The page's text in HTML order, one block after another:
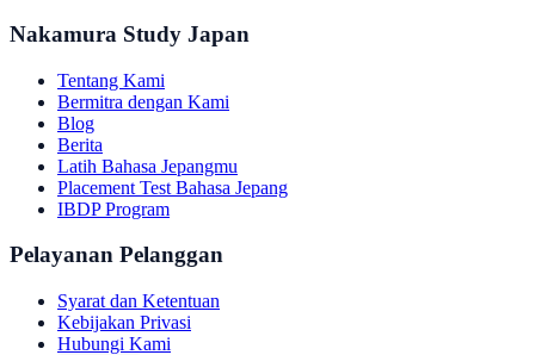
Nakamura Study Japan
Tentang Kami
Bermitra dengan Kami
Blog
Berita
Latih Bahasa Jepangmu
Placement Test Bahasa Jepang
IBDP Program
Pelayanan Pelanggan
Syarat dan Ketentuan
Kebijakan Privasi
Hubungi Kami